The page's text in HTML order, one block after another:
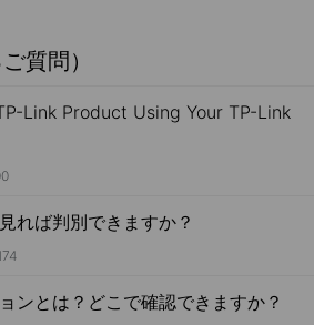
質問）
Link Product Using Your TP-Link
れば判別できますか？
ンとは？どこで確認できますか？